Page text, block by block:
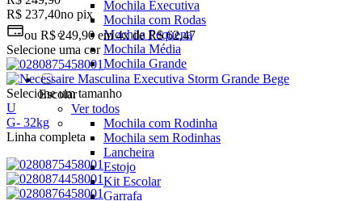
Mochila Executiva
Mochila com Rodas
Mochila Pequena
Mochila Média
Mochila Grande
Escolar
Ver todos
Mochila com Rodinha
Mochila sem Rodinhas
Lancheira
Estojo
Kit Escolar
Garrafa
R$ 237,40no pix
ou R$ 249,90 em4x de R$ 62,47
Selecione uma cor
Selecione um tamanho
U
G- 32kg
Linha completa